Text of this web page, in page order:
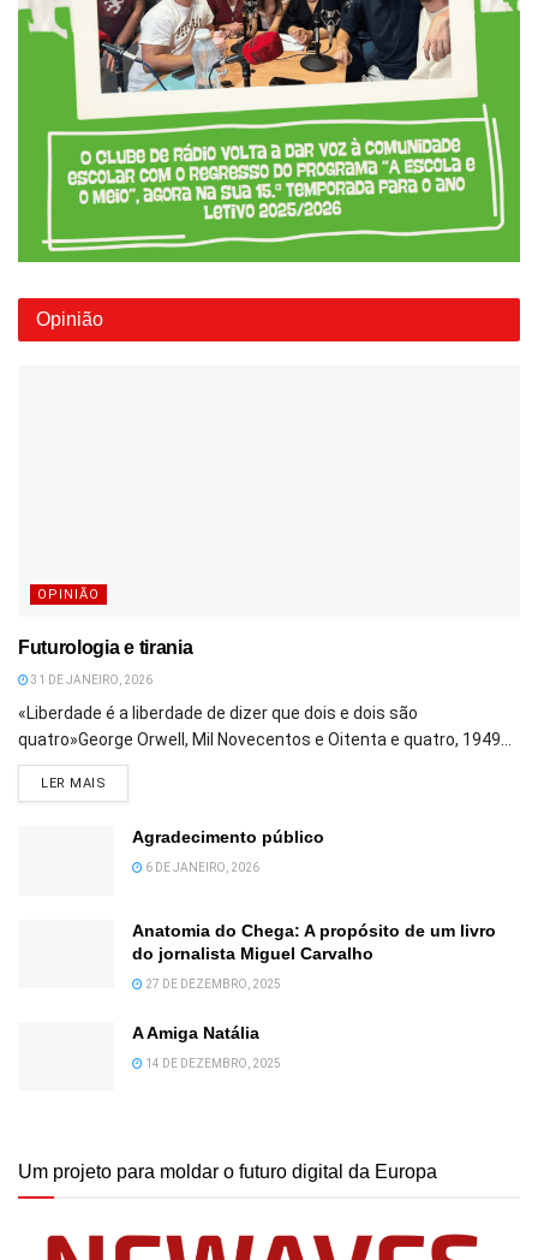
Opinião
OPINIÃO
Futurologia e tirania
31 DE JANEIRO, 2026
«Liberdade é a liberdade de dizer que dois e dois são
quatro»George Orwell, Mil Novecentos e Oitenta e quatro, 1949...
LER MAIS
Agradecimento público
6 DE JANEIRO, 2026
Anatomia do Chega: A propósito de um livro
do jornalista Miguel Carvalho
27 DE DEZEMBRO, 2025
A Amiga Natália
14 DE DEZEMBRO, 2025
Um projeto para moldar o futuro digital da Europa